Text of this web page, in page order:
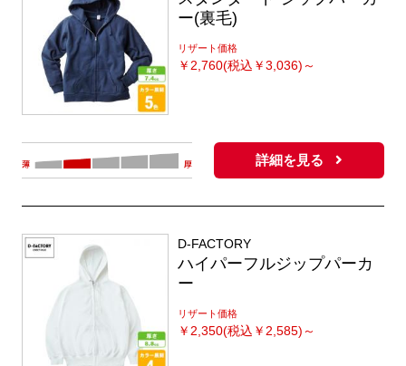
ー(裏毛)
リザート価格
￥2,760(税込￥3,036)～
詳細を見る
D-FACTORY
ハイパーフルジップパーカ
ー
リザート価格
￥2,350(税込￥2,585)～